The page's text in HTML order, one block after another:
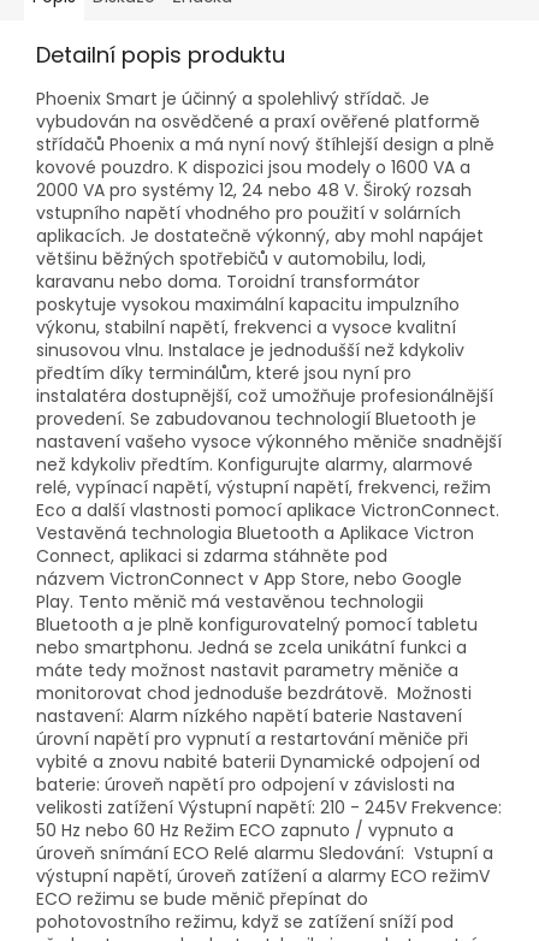
Detailní popis produktu
Phoenix Smart je účinný a spolehlivý střídač. Je
vybudován na osvědčené a praxí ověřené platformě
střídačů Phoenix a má nyní nový štíhlejší design a plně
kovové pouzdro. K dispozici jsou modely o 1600 VA a
2000 VA pro systémy 12, 24 nebo 48 V. Široký rozsah
vstupního napětí vhodného pro použití v solárních
aplikacích. Je dostatečně výkonný, aby mohl napájet
většinu běžných spotřebičů v automobilu, lodi,
karavanu nebo doma. Toroidní transformátor
poskytuje vysokou maximální kapacitu impulzního
výkonu, stabilní napětí, frekvenci a vysoce kvalitní
sinusovou vlnu. Instalace je jednodušší než kdykoliv
předtím díky terminálům, které jsou nyní pro
instalatéra dostupnější, což umožňuje profesionálnější
provedení. Se zabudovanou technologií Bluetooth je
nastavení vašeho vysoce výkonného měniče snadnější
než kdykoliv předtím. Konfigurujte alarmy, alarmové
relé, vypínací napětí, výstupní napětí, frekvenci, režim
Eco a další vlastnosti pomocí aplikace VictronConnect.
Vestavěná technologia Bluetooth a Aplikace Victron
Connect, aplikaci si zdarma stáhněte pod
názvem VictronConnect v App Store, nebo Google
Play. Tento měnič má vestavěnou technologii
Bluetooth a je plně konfigurovatelný pomocí tabletu
nebo smartphonu. Jedná se zcela unikátní funkci a
máte tedy možnost nastavit parametry měniče a
monitorovat chod jednoduše bezdrátově. Možnosti
nastavení: Alarm nízkého napětí baterie Nastavení
úrovní napětí pro vypnutí a restartování měniče při
vybité a znovu nabité baterii Dynamické odpojení od
baterie: úroveň napětí pro odpojení v závislosti na
velikosti zatížení Výstupní napětí: 210 - 245V Frekvence:
50 Hz nebo 60 Hz Režim ECO zapnuto / vypnuto a
úroveň snímání ECO Relé alarmu Sledování: Vstupní a
výstupní napětí, úroveň zatížení a alarmy ECO režimV
ECO režimu se bude měnič přepínat do
pohotovostního režimu, když se zatížení sníží pod